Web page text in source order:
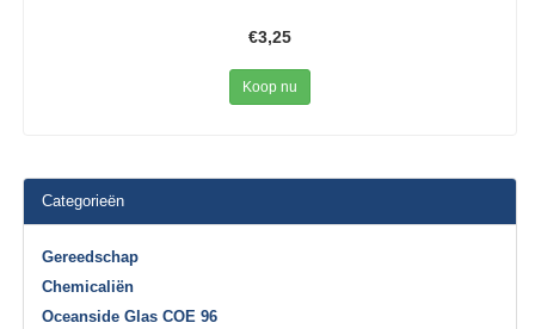
€3,25
Koop nu
Categorieën
Gereedschap
Chemicaliën
Oceanside Glas COE 96